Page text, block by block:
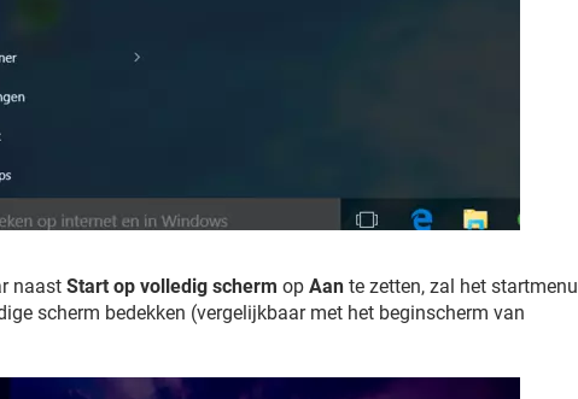
naast Start op volledig scherm op Aan te zetten, zal het startmenu
scherm bedekken (vergelijkbaar met het beginscherm van